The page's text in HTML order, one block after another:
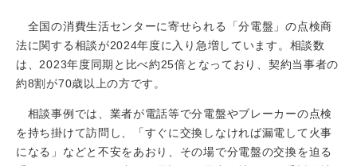
全国の消費生活センターに寄せられる「分電盤」の点検商
法に関する相談が2024年度に入り急増しています。相談数
は、2023年度同期と比べ約25倍となっており、契約当事者の
約8割が70歳以上の方です。
相談事例では、業者が電話等で分電盤やブレーカーの点検
を持ち掛けて訪問し、「すぐに交換しなければ漏電して火事
になる」などと不安をあおり、その場で分電盤の交換を迫る